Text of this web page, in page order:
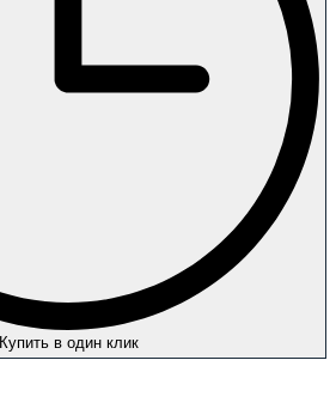
Купить в один клик